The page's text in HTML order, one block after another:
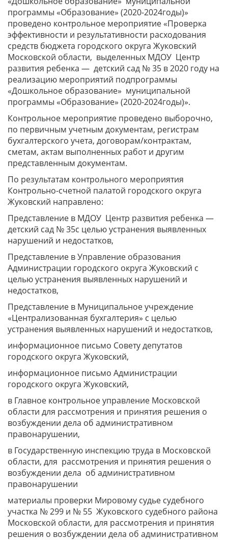
программы «Образование» (2020-2024годы)»
проведено контрольное мероприятие «Проверка
эффективности и результативности расходования
средств бюджета городского округа Жуковский
Московской области, выделенных МДОУ Центр
развития ребенка — детский сад № 35 в 2020 году на
реализацию мероприятий подпрограммы
«Дошкольное образование» муниципальной
программы «Образование» (2020-2024годы)».
Контрольное мероприятие проведено выборочно,
по первичным учетным документам, регистрам
бухгалтерского учета, договорам/контрактам,
сметам, актам выполненных работ и другим
представленным документам.
По результатам контрольного мероприятия
Контрольно-счетной палатой городского округа
Жуковский направлено:
Представление в МДОУ Центр развития ребенка —
детский сад № 35с целью устранения выявленных
нарушений и недостатков,
Представление в Управление образования
Администрации городского округа Жуковский с
целью устранения выявленных нарушений и
недостатков,
Представление в Муниципальное учреждение
«Централизованная бухгалтерия» с целью
устранения выявленных нарушений и недостатков,
информационное письмо Совету депутатов
городского округа Жуковский,
информационное письмо Администрации
городского округа Жуковский,
в Главное контрольное управление Московской
области для рассмотрения и принятия решения о
возбуждении дела об административном
правонарушении,
в Государственную инспекцию труда в Московской
области, для рассмотрения и принятия решения о
возбуждении дела об административном
правонарушении
материалы проверки Мировому судье судебного
участка № 299 и № 55 Жуковского судебного района
Московской области, для рассмотрения и принятия
решения о возбуждении дела об административном